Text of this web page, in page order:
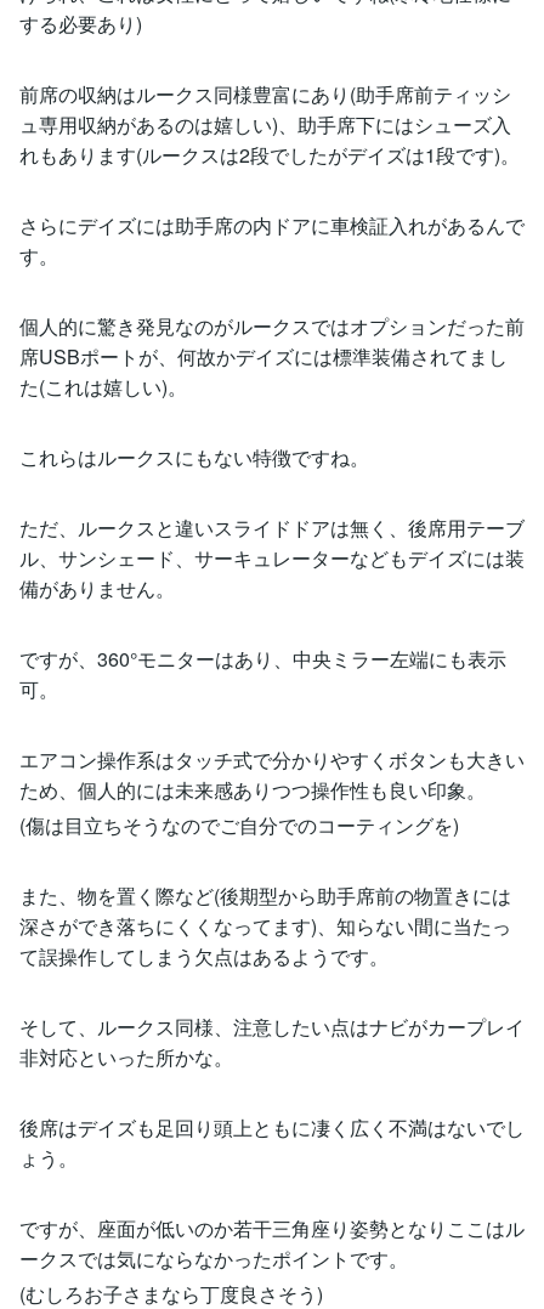
する必要あり)
前席の収納はルークス同様豊富にあり(助手席前ティッシ
ュ専用収納があるのは嬉しい)、助手席下にはシューズ入
れもあります(ルークスは2段でしたがデイズは1段です)。
さらにデイズには助手席の内ドアに車検証入れがあるんで
す。
個人的に驚き発見なのがルークスではオプションだった前
席USBポートが、何故かデイズには標準装備されてまし
た(これは嬉しい)。
これらはルークスにもない特徴ですね。
ただ、ルークスと違いスライドドアは無く、後席用テーブ
ル、サンシェード、サーキュレーターなどもデイズには装
備がありません。
ですが、360°モニターはあり、中央ミラー左端にも表示
可。
エアコン操作系はタッチ式で分かりやすくボタンも大きい
ため、個人的には未来感ありつつ操作性も良い印象。
(傷は目立ちそうなのでご自分でのコーティングを)
また、物を置く際など(後期型から助手席前の物置きには
深さができ落ちにくくなってます)、知らない間に当たっ
て誤操作してしまう欠点はあるようです。
そして、ルークス同様、注意したい点はナビがカープレイ
非対応といった所かな。
後席はデイズも足回り頭上ともに凄く広く不満はないでし
ょう。
ですが、座面が低いのか若干三角座り姿勢となりここはル
ークスでは気にならなかったポイントです。
(むしろお子さまなら丁度良さそう)